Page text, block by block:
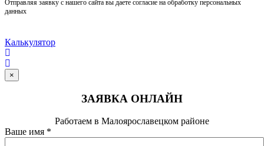
Отправляя заявку с нашего сайта вы даете согласие на обработку персональных
данных
Калькулятор
×
ЗАЯВКА ОНЛАЙН
Работаем в Малоярославецком районе
Ваше имя *